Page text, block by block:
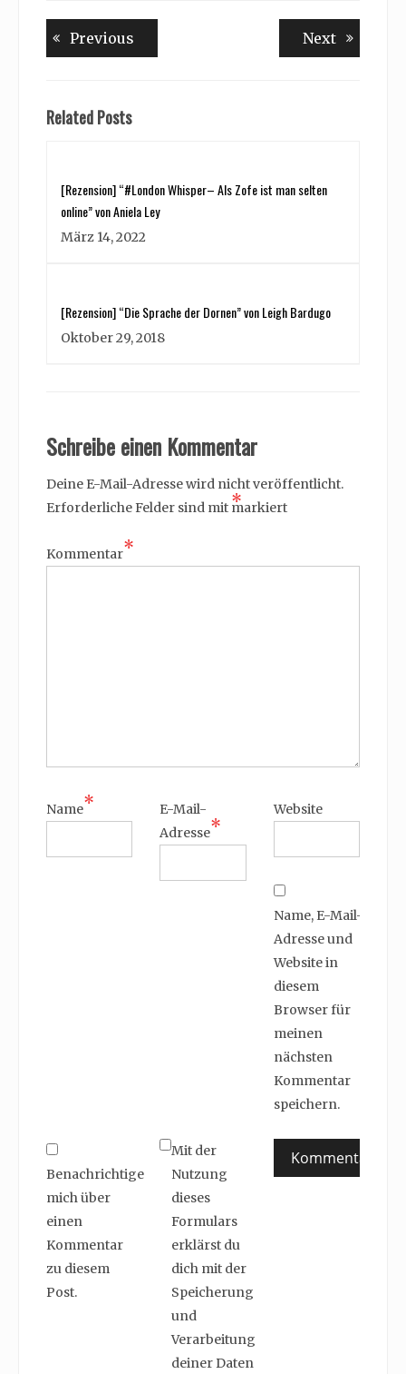
Beitragsnavigation
Previous NextNext
Related Posts
[Rezension] “#London Whisper– Als Zofe ist man selten
online” von Aniela Ley
März 14, 2022
[Rezension] “Die Sprache der Dornen” von Leigh Bardugo
Oktober 29, 2018
Schreibe einen Kommentar
Deine E-Mail-Adresse wird nicht veröffentlicht.
Erforderliche Felder sind mit *
markiert
Kommentar*
Name*
E-Mail-
Adresse*
Website
Name, E-Mail-
Adresse und
Website in
diesem
Browser für
meinen
nächsten
Kommentar
speichern.
Benachrichtige
mich über
einen
Kommentar
zu diesem
Post.
Mit der
Nutzung
dieses
Formulars
erklärst du
dich mit der
Speicherung
und
Verarbeitung
deiner Daten